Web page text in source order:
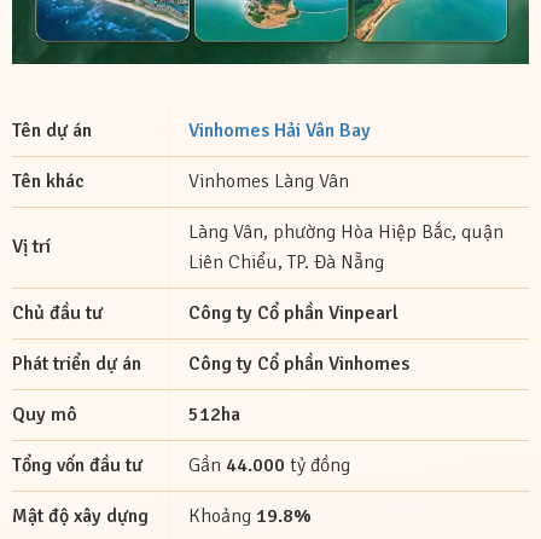
Tên dự án Vinhomes Hải Vân Bay
Tên khác Vinhomes Làng Vân
Vị trí
Làng Vân, phường Hòa Hiệp Bắc, quận
Liên Chiểu, TP. Đà Nẵng
Chủ đầu tư Công ty Cổ phần Vinpearl
Phát triển dự án Công ty Cổ phần Vinhomes
Quy mô 512ha
Tổng vốn đầu tư Gần 44.000 tỷ đồng
Mật độ xây dựng Khoảng 19.8%